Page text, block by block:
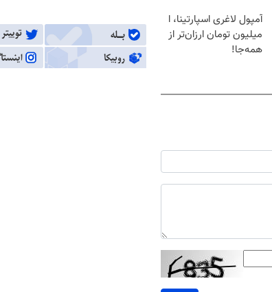
آمپول لاغری اسپارتینا، ا
میلیون تومان ارزان‌تر از
همه‌جا!